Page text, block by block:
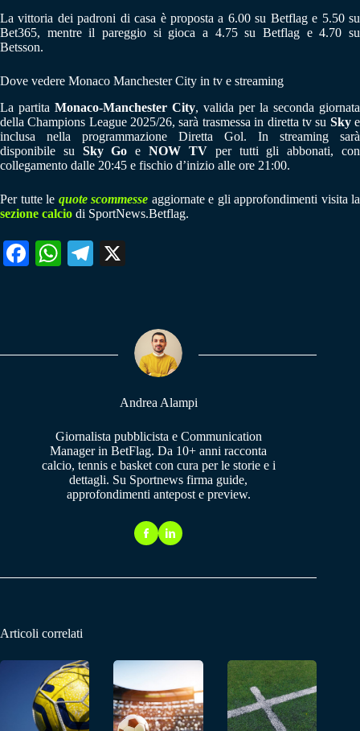
La vittoria dei padroni di casa è proposta a 6.00 su Betflag e 5.50 su
Bet365, mentre il pareggio si gioca a 4.75 su Betflag e 4.70 su
Betsson.
Dove vedere Monaco Manchester City in tv e streaming
La partita Monaco-Manchester City, valida per la seconda giornata
della Champions League 2025/26, sarà trasmessa in diretta tv su Skye
inclusa nella programmazione Diretta Gol. In streaming sarà
disponibile su Sky Go eNOW TVper tutti gli abbonati, con
collegamento dalle 20:45 e fischio d’inizio alle ore 21:00.
Per tutte le quote scommesse aggiornate e gli approfondimenti visita la
sezione calcio di SportNews.Betflag.
Fa W
pp
Te
m
Andrea Alampi
Giornalista pubblicista e Communication
Manager in BetFlag. Da 10+ anni racconta
calcio, tennis e basket con cura per le storie e i
dettagli. Su Sportnews firma guide,
approfondimenti antepost e preview.
Articoli correlati